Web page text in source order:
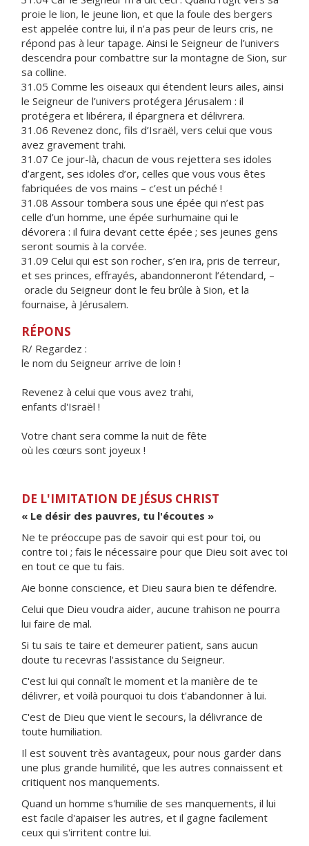
proie le lion, le jeune lion, et que la foule des bergers
est appelée contre lui, il n’a pas peur de leurs cris, ne
répond pas à leur tapage. Ainsi le Seigneur de l’univers
descendra pour combattre sur la montagne de Sion, sur
sa colline.
31.05 Comme les oiseaux qui étendent leurs ailes, ainsi
le Seigneur de l’univers protégera Jérusalem : il
protégera et libérera, il épargnera et délivrera.
31.06 Revenez donc, fils d’Israël, vers celui que vous
avez gravement trahi.
31.07 Ce jour-là, chacun de vous rejettera ses idoles
d’argent, ses idoles d’or, celles que vous vous êtes
fabriquées de vos mains – c’est un péché !
31.08 Assour tombera sous une épée qui n’est pas
celle d’un homme, une épée surhumaine qui le
dévorera : il fuira devant cette épée ; ses jeunes gens
seront soumis à la corvée.
31.09 Celui qui est son rocher, s’en ira, pris de terreur,
et ses princes, effrayés, abandonneront l’étendard, –
oracle du Seigneur dont le feu brûle à Sion, et la
fournaise, à Jérusalem.
RÉPONS
R/ Regardez :
le nom du Seigneur arrive de loin !
Revenez à celui que vous avez trahi,
enfants d'Israël !
Votre chant sera comme la nuit de fête
où les cœurs sont joyeux !
DE L'IMITATION DE JÉSUS CHRIST
« Le désir des pauvres, tu l'écoutes »
Ne te préoccupe pas de savoir qui est pour toi, ou
contre toi ; fais le nécessaire pour que Dieu soit avec toi
en tout ce que tu fais.
Aie bonne conscience, et Dieu saura bien te défendre.
Celui que Dieu voudra aider, aucune trahison ne pourra
lui faire de mal.
Si tu sais te taire et demeurer patient, sans aucun
doute tu recevras l'assistance du Seigneur.
C'est lui qui connaît le moment et la manière de te
délivrer, et voilà pourquoi tu dois t'abandonner à lui.
C'est de Dieu que vient le secours, la délivrance de
toute humiliation.
Il est souvent très avantageux, pour nous garder dans
une plus grande humilité, que les autres connaissent et
critiquent nos manquements.
Quand un homme s'humilie de ses manquements, il lui
est facile d'apaiser les autres, et il gagne facilement
ceux qui s'irritent contre lui.